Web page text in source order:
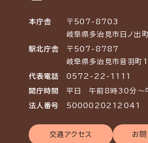
本庁舎
〒507-8703
岐阜県多治見市日ノ出
駅北庁舎
〒507-8787
岐阜県多治見市音羽
代表電話 0572-22-1111
開庁時間 平日 午前8時30分～
法人番号 5000020212041
交通アクセス お